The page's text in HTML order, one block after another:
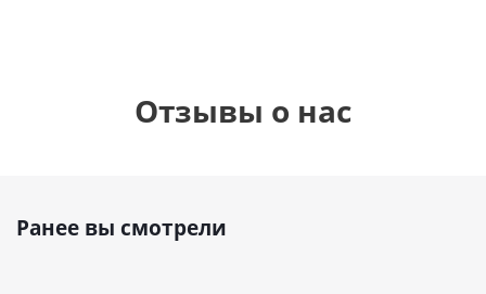
Отзывы о нас
Ранее вы смотрели